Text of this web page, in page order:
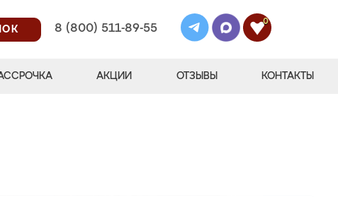
8 (800) 511-89-55
0
АКЦИИ ОТЗЫВЫ КОНТАКТЫ